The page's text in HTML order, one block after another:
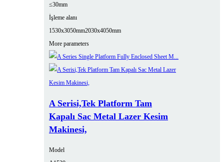
≤30mm
İşleme alanı
1530x3050mm2030x4050mm
More parameters
A Serisi,Tek Platform Tam
Kapalı Sac Metal Lazer Kesim
Makinesi,
Model